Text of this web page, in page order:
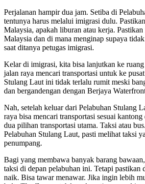
Perjalanan hampir dua jam. Setiba di
tentunya harus melalui imigrasi dulu.
Malaysia, apakah liburan atau kerja.
Malaysia dan di mana menginap supaya
saat ditanya petugas imigrasi.
Kelar di imigrasi, kita bisa lanjutkan ke
jalan raya mencari transportasi untuk ke
Stulang Laut ini tidak terlalu rumit meski
dan bergandengan dengan Berjaya
Nah, setelah keluar dari Pelabuhan Stulang
raya bisa mencari transportasi sesuai
dua pilihan transportasi utama. Taksi atau
Pelabuhan Stulang Laut, pasti melihat taksi
penumpang.
Bagi yang membawa banyak barang
taksi di depan pelabuhan ini. Tetapi pastikan
naik. Bisa tawar menawar. Jika ingin lebih